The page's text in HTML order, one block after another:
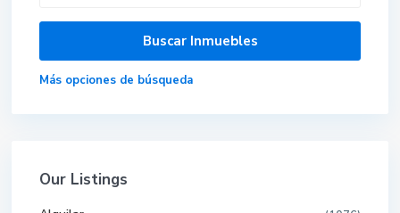
Más opciones de búsqueda
Our Listings